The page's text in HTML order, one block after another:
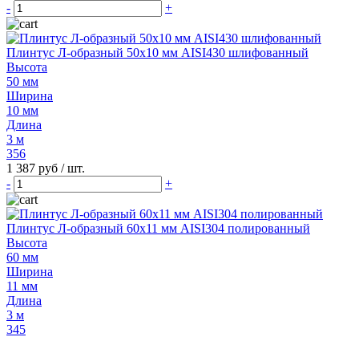
-
+
Плинтус Л-образный 50х10 мм AISI430 шлифованный
Высота
50 мм
Ширина
10 мм
Длина
3 м
356
1 387 руб / шт.
-
+
Плинтус Л-образный 60х11 мм AISI304 полированный
Высота
60 мм
Ширина
11 мм
Длина
3 м
345